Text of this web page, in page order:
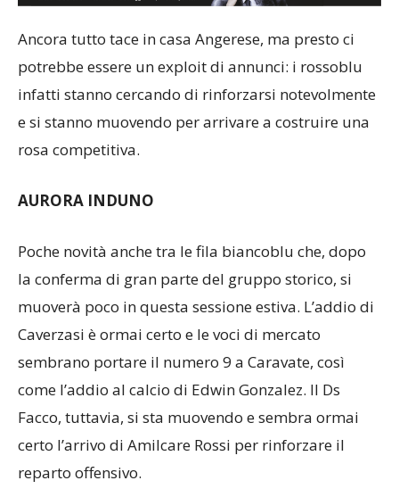
Ancora tutto tace in casa Angerese, ma presto ci
potrebbe essere un exploit di annunci: i rossoblu
infatti stanno cercando di rinforzarsi notevolmente
e si stanno muovendo per arrivare a costruire una
Poche novità anche tra le fila biancoblu che, dopo
la conferma di gran parte del gruppo storico, si
muoverà poco in questa sessione estiva. L’addio di
Caverzasi è ormai certo e le voci di mercato
sembrano portare il numero 9 a Caravate, così
come l’addio al calcio di Edwin Gonzalez. Il Ds
Facco, tuttavia, si sta muovendo e sembra ormai
certo l’arrivo di Amilcare Rossi per rinforzare il